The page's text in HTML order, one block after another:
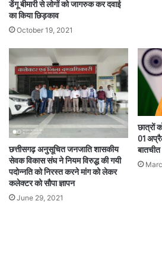
डेंगू बीमारी से लोगों को जागरुक कर दवाई
का किया छिड़काव
October 19, 2021
छत्तीसगढ़ अनुसूचित जनजाति शासकीय
सेवक विकास संघ ने नियम विरुद्ध की गयी
पदोन्नति को निरस्त करने मांग को लेकर
कलेक्टर को सौपा ज्ञापन
June 29, 2021
छात्रों
01
बातचीत